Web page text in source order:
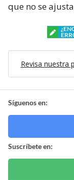
que no se
Revisa nuestra
Síguenos en:
Suscríbete en: